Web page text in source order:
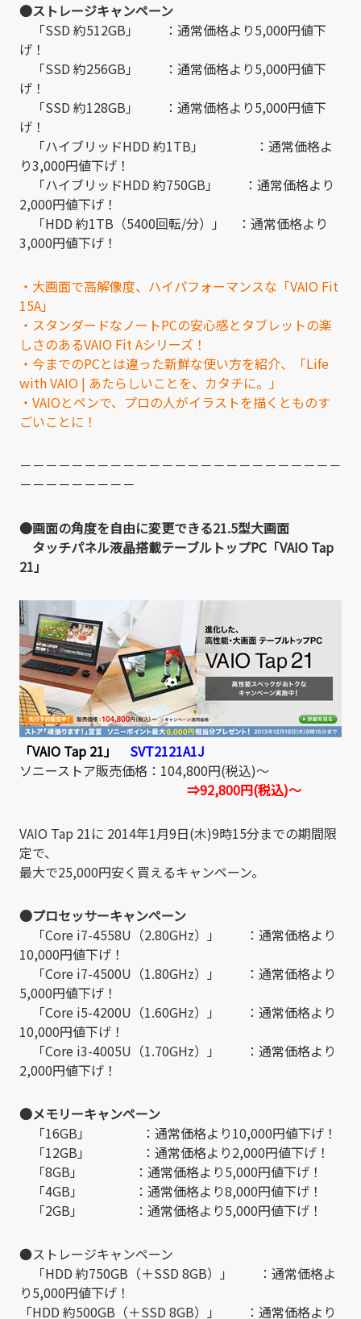
●ストレージキャンペーン
「SSD 約512GB」 ：通常価格より5,000円値下
げ！
「SSD 約256GB」 ：通常価格より5,000円値下
げ！
「SSD 約128GB」 ：通常価格より5,000円値下
げ！
「ハイブリッドHDD 約1TB」 ：通常価格よ
り3,000円値下げ！
「ハイブリッドHDD 約750GB」 ：通常価格より
2,000円値下げ！
「HDD 約1TB（5400回転/分）」 ：通常価格より
3,000円値下げ！
・大画面で高解像度、ハイパフォーマンスな「VAIO Fit
15A」
・スタンダードなノートPCの安心感とタブレットの楽
しさのあるVAIO Fit Aシリーズ！
・今までのPCとは違った新鮮な使い方を紹介、「Life
with VAIO | あたらしいことを、カタチに。」
・VAIOとペンで、プロの人がイラストを描くとものす
ごいことに！
－－－－－－－－－－－－－－－－－－－－－－－－－
－－－－－－－－－
●画面の角度を自由に変更できる21.5型大画面
タッチパネル液晶搭載テーブルトップPC「VAIO Tap
21」
「VAIO Tap 21」
SVT2121A1J
ソニーストア販売価格：104,800円(税込)～
⇒92,800円(税込)～
VAIO Tap 21に 2014年1月9日(木)9時15分までの期間限
定で、
最大で25,000円安く買えるキャンペーン。
●プロセッサーキャンペーン
「Core i7-4558U（2.80GHz）」 ：通常価格より
10,000円値下げ！
「Core i7-4500U（1.80GHz）」 ：通常価格より
5,000円値下げ！
「Core i5-4200U（1.60GHz）」 ：通常価格より
10,000円値下げ！
「Core i3-4005U（1.70GHz）」 ：通常価格より
2,000円値下げ！
●メモリーキャンペーン
「16GB」 ：通常価格より10,000円値下げ！
「12GB」 ：通常価格より2,000円値下げ！
「8GB」 ：通常価格より5,000円値下げ！
「4GB」 ：通常価格より8,000円値下げ！
「2GB」 ：通常価格より5,000円値下げ！
●ストレージキャンペーン
「HDD 約750GB（＋SSD 8GB）」 ：通常価格よ
り5,000円値下げ！
「HDD 約500GB（＋SSD 8GB）」 ：通常価格より